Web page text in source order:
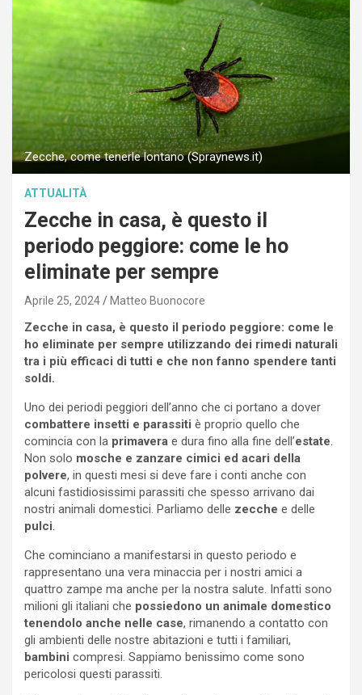
Zecche, come tenerle lontano (Spraynews.it)
ATTUALITÀ
Zecche in casa, è questo il
periodo peggiore: come le ho
eliminate per sempre
Aprile 25, 2024 Matteo Buonocore
Zecche in casa, è questo il periodo peggiore: come le
ho eliminate per sempre utilizzando dei rimedi naturali
tra i più efficaci di tutti e che non fanno spendere tanti
soldi.
Uno dei periodi peggiori dell’anno che ci portano a dover
combattere insetti e parassiti è proprio quello che
comincia con la primavera e dura fino alla fine dell’estate.
Non solo mosche e zanzare cimici ed acari della
polvere, in questi mesi si deve fare i conti anche con
alcuni fastidiosissimi parassiti che spesso arrivano dai
nostri animali domestici. Parliamo delle zecche e delle
pulci.
Che cominciano a manifestarsi in questo periodo e
rappresentano una vera minaccia per i nostri amici a
quattro zampe ma anche per la nostra salute. Infatti sono
milioni gli italiani che possiedono un animale domestico
tenendolo anche nelle case, rimanendo a contatto con
gli ambienti delle nostre abitazioni e tutti i familiari,
bambini compresi. Sappiamo benissimo come sono
pericolosi questi parassiti.